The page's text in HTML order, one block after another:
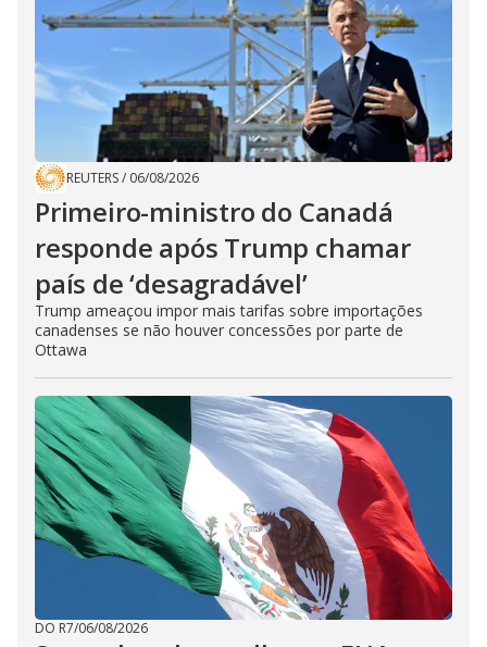
REUTERS/ 06/08/2026
Primeiro-ministro do Canadá
responde após Trump chamar
país de ‘desagradável’
Trump ameaçou impor mais tarifas sobre importações
canadenses se não houver concessões por parte de
Ottawa
DO R7/06/08/2026